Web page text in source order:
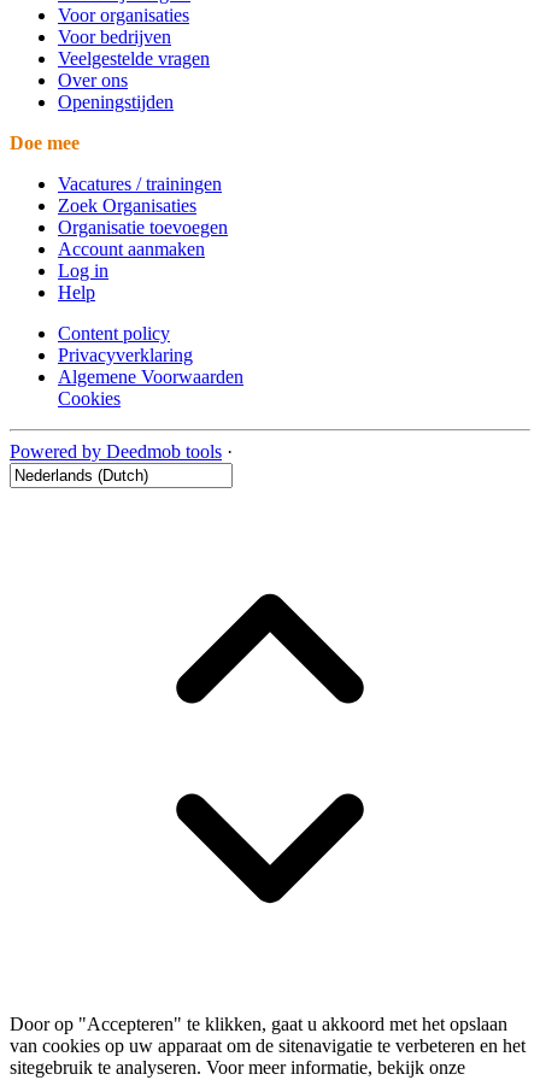
Voor organisaties
Voor bedrijven
Veelgestelde vragen
Over ons
Openingstijden
Doe mee
Vacatures / trainingen
Zoek Organisaties
Organisatie toevoegen
Account aanmaken
Log in
Help
Content policy
Privacyverklaring
Algemene Voorwaarden
Cookies
Powered by Deedmob tools ·
Door op "Accepteren" te klikken, gaat u akkoord met het opslaan
van cookies op uw apparaat om de sitenavigatie te verbeteren en het
sitegebruik te analyseren. Voor meer informatie, bekijk onze